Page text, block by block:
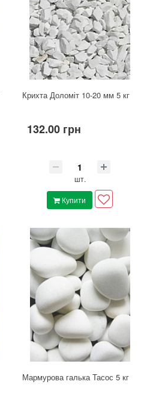
Крихта Доломіт 10-20 мм 5 кг
132.00 грн
шт.
Купити
Мармурова галька Тасос 5 кг